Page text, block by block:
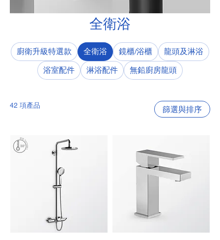
全衛浴
廚衛升級特選款 全衛浴 鏡櫃/浴櫃
龍頭及淋浴
浴室配件
淋浴配件 無鉛廚房龍頭
42 項產品 篩選與排序